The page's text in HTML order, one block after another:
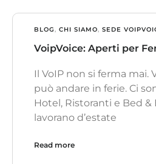
BLOG, CHI SIAMO, SEDE
VoipVoice: Aperti per
Il VoIP non si ferma mai.
può andare in ferie. Ci
Hotel, Ristoranti e Bed &
lavorano d’estate
Read more